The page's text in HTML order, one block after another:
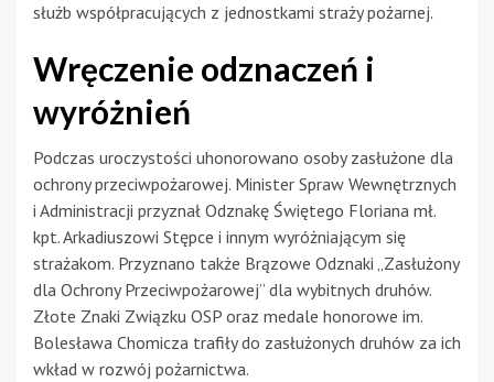
służb współpracujących z jednostkami straży pożarnej.
Wręczenie odznaczeń i
wyróżnień
Podczas uroczystości uhonorowano osoby zasłużone dla
ochrony przeciwpożarowej. Minister Spraw Wewnętrznych
i Administracji przyznał Odznakę Świętego Floriana mł.
kpt. Arkadiuszowi Stępce i innym wyróżniającym się
strażakom. Przyznano także Brązowe Odznaki „Zasłużony
dla Ochrony Przeciwpożarowej” dla wybitnych druhów.
Złote Znaki Związku OSP oraz medale honorowe im.
Bolesława Chomicza trafiły do zasłużonych druhów za ich
wkład w rozwój pożarnictwa.